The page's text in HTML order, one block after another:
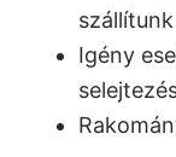
Igény